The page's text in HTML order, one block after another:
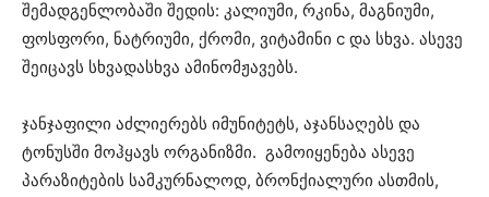
შემადგენლობაში შედის: კალიუმი, რკინა, მაგნიუმი,
ფოსფორი, ნატრიუმი, ქრომი, ვიტამინი c და სხვა. ასევე
შეიცავს სხვადასხვა ამინომჟავებს.
ჯანჯაფილი აძლიერებს იმუნიტეტს, აჯანსაღებს და
ტონუსში მოჰყავს ორგანიზმი. გამოიყენება ასევე
პარაზიტების სამკურნალოდ, ბრონქიალური ასთმის,